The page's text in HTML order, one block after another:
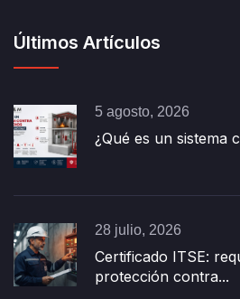
Últimos Artículos
5 agosto, 2026
¿Qué es un sistema
28 julio, 2026
Certificado ITSE:
protección contra...